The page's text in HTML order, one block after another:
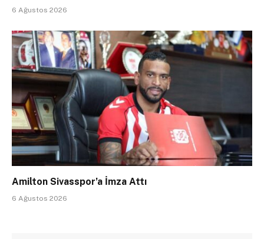
6 Ağustos 2026
Amilton Sivasspor’a İmza Attı
6 Ağustos 2026